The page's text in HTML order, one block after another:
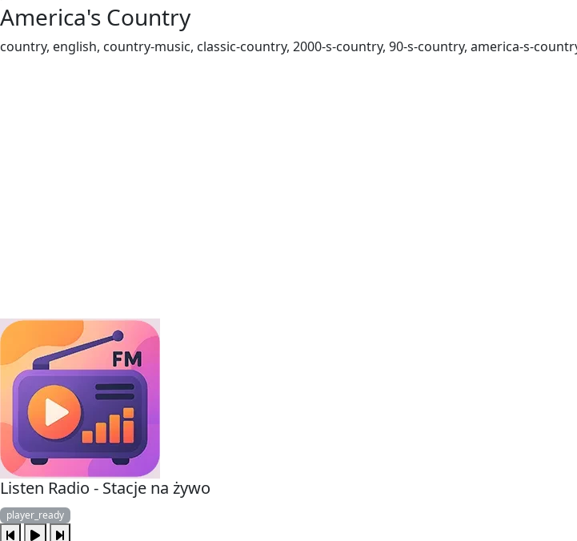
America's Country
country, english, country-music, classic-country, 2000-s-country, 90-s-country, america-s-
Listen Radio - Stacje na żywo
player_ready